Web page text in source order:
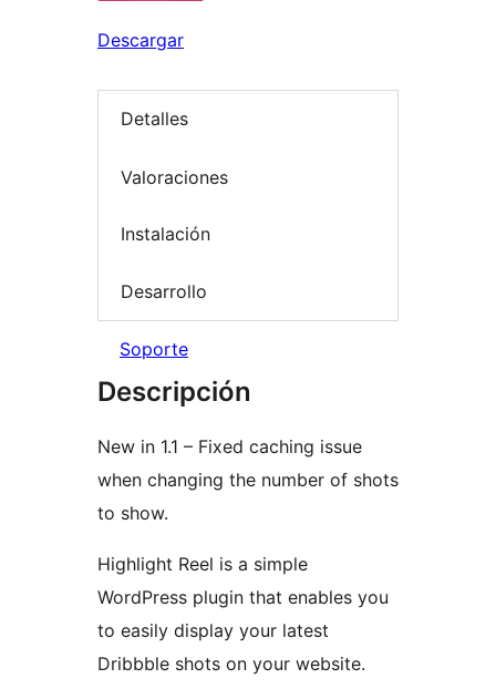
Descargar
Detalles
Valoraciones
Instalación
Desarrollo
Soporte
Descripción
New in 1.1 – Fixed caching issue
when changing the number of shots
to show.
Highlight Reel is a simple
WordPress plugin that enables you
to easily display your latest
Dribbble shots on your website.